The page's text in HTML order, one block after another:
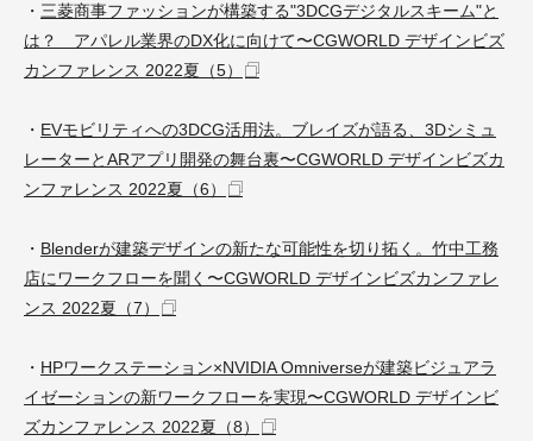
・ 三菱商事ファッションが構築する"3DCGデジタルスキーム"と
は？ アパレル業界のDX化に向けて〜CGWORLD デザインビズ
カンファレンス 2022夏（5）
・ EVモビリティへの3DCG活用法。ブレイズが語る、3Dシミュ
レーターとARアプリ開発の舞台裏〜CGWORLD デザインビズカ
ンファレンス 2022夏（6）
・ Blenderが建築デザインの新たな可能性を切り拓く。竹中工務
店にワークフローを聞く〜CGWORLD デザインビズカンファレ
ンス 2022夏（7）
・ HPワークステーション×NVIDIA Omniverseが建築ビジュアラ
イゼーションの新ワークフローを実現〜CGWORLD デザインビ
ズカンファレンス 2022夏（8）